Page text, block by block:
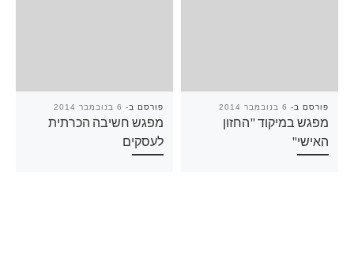
פורסם ב- 6 בנובמבר 2014
מפגש במיקוד "החזון
האישי"
פורסם ב- 6 בנובמבר 2014
מפגש חשיבה הכרתית
לעסקים